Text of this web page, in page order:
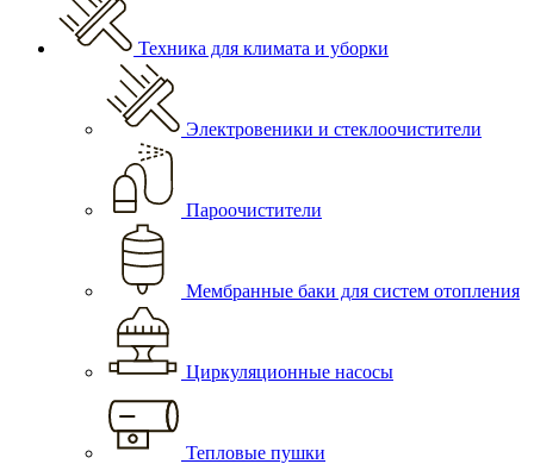
Техника для климата и уборки
Электровеники и стеклоочистители
Пароочистители
Мембранные баки для систем отопления
Циркуляционные насосы
Тепловые пушки